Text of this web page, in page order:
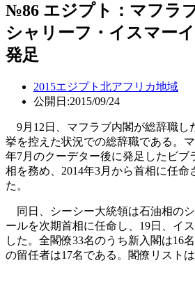
№86 エジプト：マフラ
シャリーフ・イスマー
発足
2015エジプト 北アフリカ地域
公開日:2015/09/24
9月12日、マフラブ内閣が総辞職し
挙を控えた状況での総辞職である。
年7月のクーデター後に発足したビブ
相を務め、2014年3月から首相に任命
た。
同日、シーシー大統領は石油相の
ールを次期首相に任命し、19日、イ
した。全閣僚33名のうち新入閣は16
の留任者は17名である。閣僚リストは